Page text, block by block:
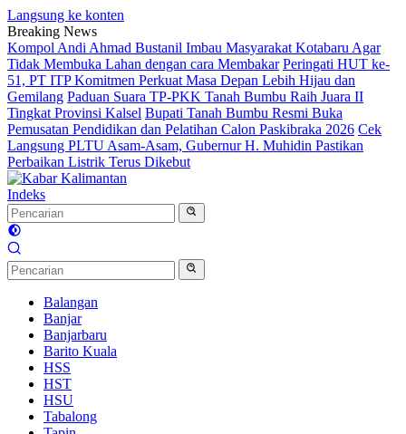
Langsung ke konten
Breaking News
Kompol Andi Ahmad Bustanil Imbau Masyarakat Kotabaru Agar
Tidak Membuka Lahan dengan cara Membakar Peringati HUT ke-
51, PT ITP Komitmen Perkuat Masa Depan Lebih Hijau dan
Gemilang Paduan Suara TP-PKK Tanah Bumbu Raih Juara II
Tingkat Provinsi Kalsel Bupati Tanah Bumbu Resmi Buka
Pemusatan Pendidikan dan Pelatihan Calon Paskibraka 2026 Cek
Langsung PLTU Asam-Asam, Gubernur H. Muhidin Pastikan
Perbaikan Listrik Terus Dikebut
Indeks
Balangan
Banjar
Banjarbaru
Barito Kuala
HSS
HST
HSU
Tabalong